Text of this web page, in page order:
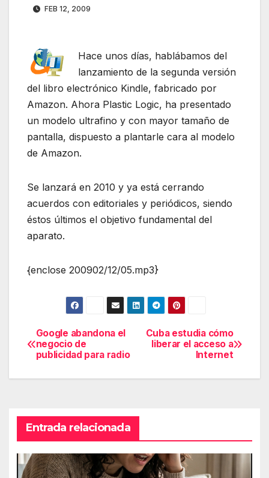
FEB 12, 2009
Hace unos días, hablábamos del
lanzamiento de la segunda versión
del libro electrónico Kindle, fabricado por
Amazon. Ahora Plastic Logic, ha presentado
un modelo ultrafino y con mayor tamaño de
pantalla, dispuesto a plantarle cara al modelo
de Amazon.
Se lanzará en 2010 y ya está cerrando
acuerdos con editoriales y periódicos, siendo
éstos últimos el objetivo fundamental del
aparato.
{enclose 200902/12/05.mp3}
Navegación
de
Cuba estudia cómo
liberar el acceso a
Internet
Google abandona el
negocio de
publicidad para radio
Entrada relacionada